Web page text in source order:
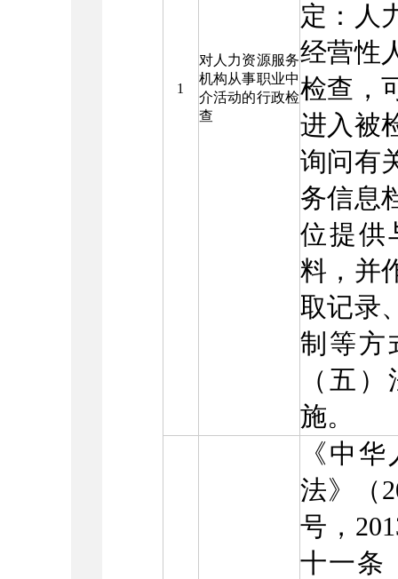
1
对人力资源服务
机构从事职业中
介活动的行政检
查
定：人
经营性
检查，
进入被
询问有
务信息
位提供
料，并
取记录
制等方
（五
施。
《中
法》（
号，
十一